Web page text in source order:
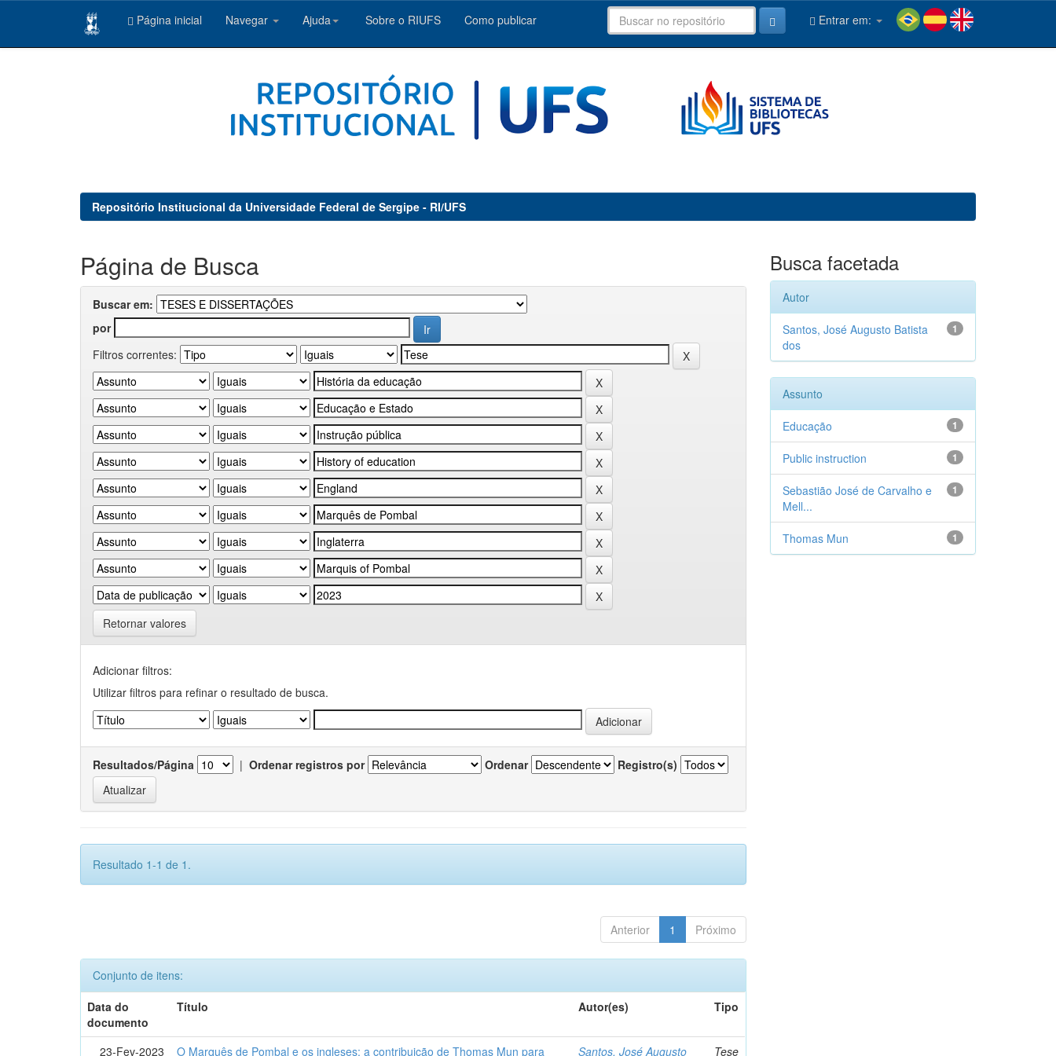
Página inicial Navegar Ajuda Sobre o RIUFS Como publicar Entrar em:
Repositório Institucional da Universidade Federal de Sergipe - RI/UFS
Página de Busca
Buscar em:
por
Filtros correntes:
Retornar valores
Adicionar filtros:
Utilizar filtros para refinar o resultado de busca.
Resultados/Página | Ordenar registros por Ordenar Registro(s)
Resultado 1-1 de 1.
Anterior 1 Próximo
Conjunto de itens:
Data do
documento
Título Autor(es) Tipo
23-Fev-2023 O Marquês de Pombal e os ingleses: a contribuição de Thomas Mun para Santos, José Augusto Tese
Busca facetada
Autor
1
Santos, José Augusto Batista
dos
Assunto
1
Educação
1
Public instruction
1
Sebastião José de Carvalho e
Mell...
1
Thomas Mun